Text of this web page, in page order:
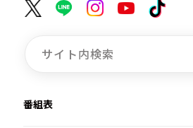
番組表